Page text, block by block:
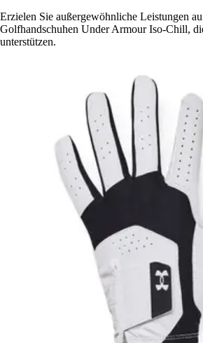
Erzielen Sie außergewöhnliche Leistungen
Golfhandschuhen Under Armour Iso-Chill,
unterstützen.